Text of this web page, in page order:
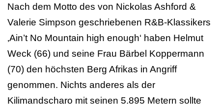
Nach dem Motto des von Nickolas Ashford &
Valerie Simpson geschriebenen R&B-Klassikers
‚Ain’t No Mountain high enough‘ haben Helmut
Weck (66) und seine Frau Bärbel Koppermann
(70) den höchsten Berg Afrikas in Angriff
genommen. Nichts anderes als der
Kilimandscharo mit seinen 5.895 Metern sollte